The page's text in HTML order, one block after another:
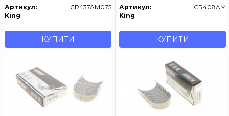
Артикул:
CR437AM075
King
КУПИТИ
Артикул:
CR408AM
King
КУПИТИ